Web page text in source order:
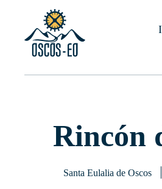
Inicio¿Qué visitar?
Rincón
Santa Eulalia de Oscos